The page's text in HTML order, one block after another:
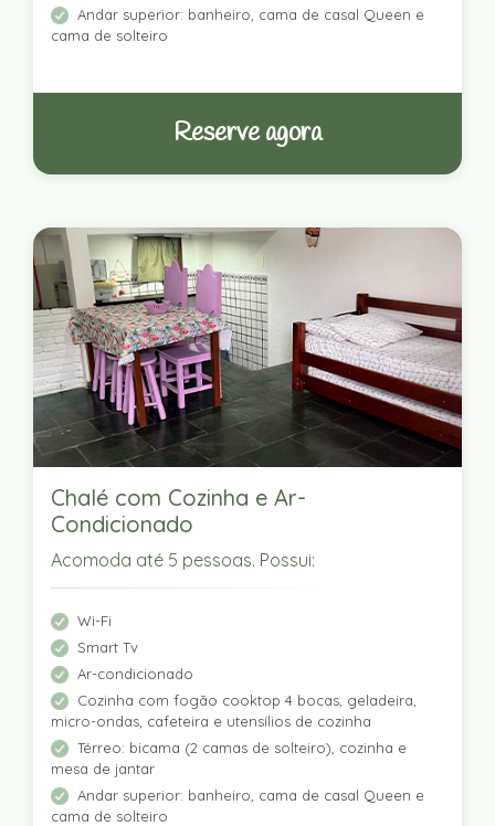
Andar superior: banheiro, cama de casal Queen e
cama de solteiro
Reserve agora
Chalé com Cozinha e Ar-
Condicionado
Acomoda até 5 pessoas. Possui:
Wi-Fi
Smart Tv
Ar-condicionado
Cozinha com fogão cooktop 4 bocas, geladeira,
micro-ondas, cafeteira e utensílios de cozinha
Térreo: bicama (2 camas de solteiro), cozinha e
mesa de jantar
Andar superior: banheiro, cama de casal Queen e
cama de solteiro